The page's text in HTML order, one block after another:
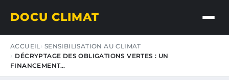
DOCU CLIMAT
ACCUEIL SENSIBILISATION AU CLIMAT
DÉCRYPTAGE DES OBLIGATIONS VERTES : UN
FINANCEMENT…